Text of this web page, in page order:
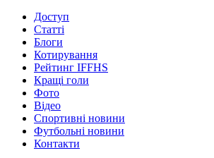
Доступ
Статті
Блоги
Котирування
Рейтинг IFFHS
Кращі голи
Фото
Відео
Спортивні новини
Футбольні новини
Контакти